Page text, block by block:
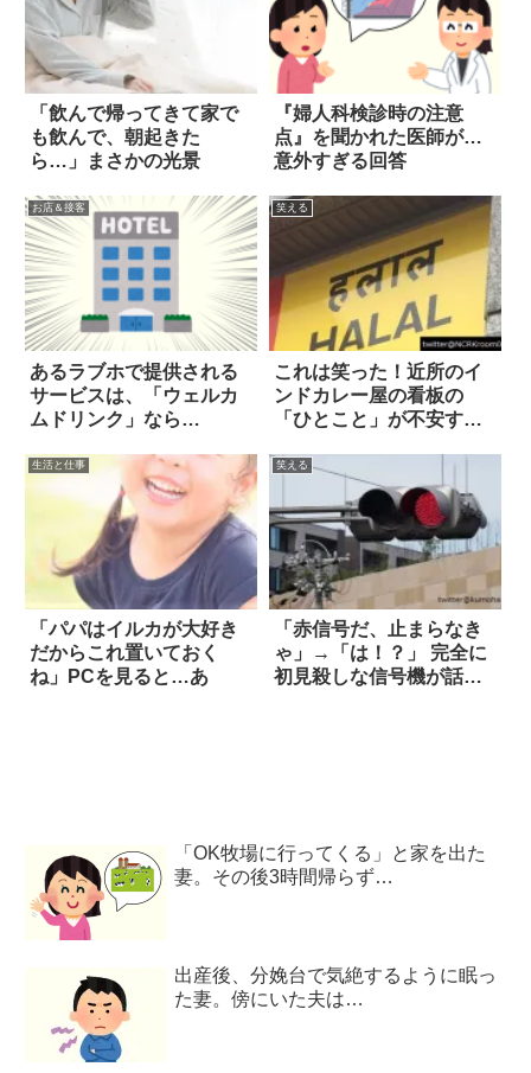
「飲んで帰ってきて家で
も飲んで、朝起きた
ら…」まさかの光景
『婦人科検診時の注意
点』を聞かれた医師が…
意外すぎる回答
お店＆接客
あるラブホで提供される
サービスは、「ウェルカ
ムドリンク」なら
笑える
これは笑った！近所のイ
ンドカレー屋の看板の
「ひとこと」が不安すぎ
生活と仕事
「パパはイルカが大好き
だからこれ置いておく
ね」PCを見ると…あ
笑える
「赤信号だ、止まらなき
ゃ」→「は！？」 完全に
初見殺しな信号機が話題
「OK牧場に行ってくる」と家を出た
妻。その後3時間帰らず…
出産後、分娩台で気絶するように眠っ
た妻。傍にいた夫は…